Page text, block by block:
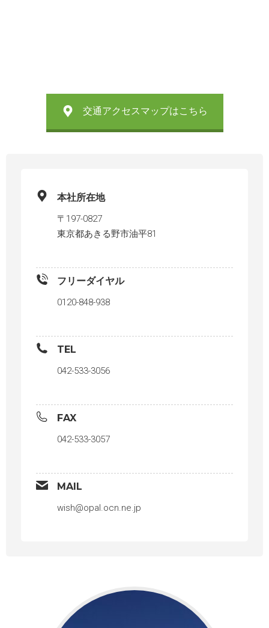
交通アクセスマップはこちら
本社所在地
〒197-0827
東京都あきる野市油平81
フリーダイヤル
0120-848-938
TEL
042-533-3056
FAX
042-533-3057
MAIL
wish@opal.ocn.ne.jp